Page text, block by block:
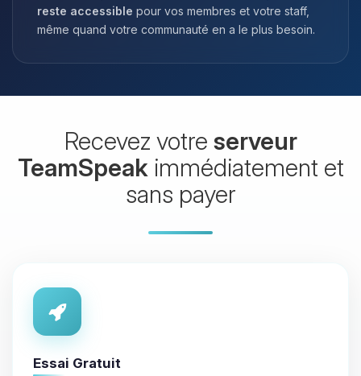
reste accessible pour vos membres et votre staff,
même quand votre communauté en a le plus besoin.
Recevez votre serveur
TeamSpeak immédiatement et
sans payer
Essai Gratuit